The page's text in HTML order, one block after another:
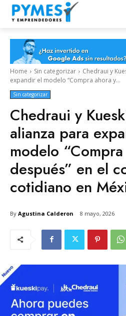
Home Sin categorizar
Chedraui y
expandir el modelo “Compra ahora y...
Sin categorizar
Chedraui y
alianza para
modelo
después” en el
cotidiano en
By Agustina Calderon 8 mayo, 2026